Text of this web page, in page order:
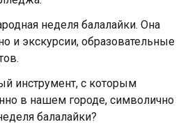
неделя балалайки. Она
и экскурсии, образовательные
инструмент, с которым
в нашем городе, символично
балалайки?